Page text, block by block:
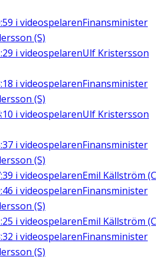
i videospelarenFinansminister
(S)
i videospelarenUlf Kristersson
i videospelarenFinansminister
(S)
i videospelarenUlf Kristersson
i videospelarenFinansminister
(S)
i videospelarenEmil Källström
i videospelarenFinansminister
(S)
i videospelarenEmil Källström
i videospelarenFinansminister
(S)